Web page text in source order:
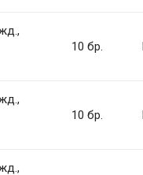
hendrerit
10 бр.
10 бр.